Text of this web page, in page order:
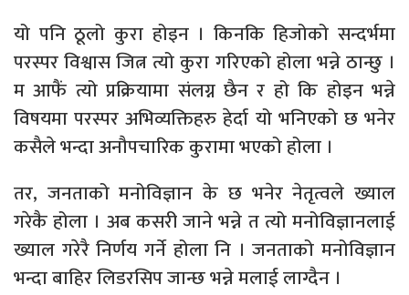
यो पनि ठूलो कुरा होइन । किनकि हिजोको सन्दर्भमा
परस्पर विश्वास जित्न त्यो कुरा गरिएको होला भन्ने ठान्छु ।
म आफैं त्यो प्रक्रियामा संलग्न छैन र हो कि होइन भन्ने
विषयमा परस्पर अभिव्यक्तिहरु हेर्दा यो भनिएको छ भनेर
कसैले भन्दा अनौपचारिक कुरामा भएको होला ।
तर, जनताको मनोविज्ञान के छ भनेर नेतृत्वले ख्याल
गरेकै होला । अब कसरी जाने भन्ने त त्यो मनोविज्ञानलाई
ख्याल गरेरै निर्णय गर्ने होला नि । जनताको मनोविज्ञान
भन्दा बाहिर लिडरसिप जान्छ भन्ने मलाई लाग्दैन ।